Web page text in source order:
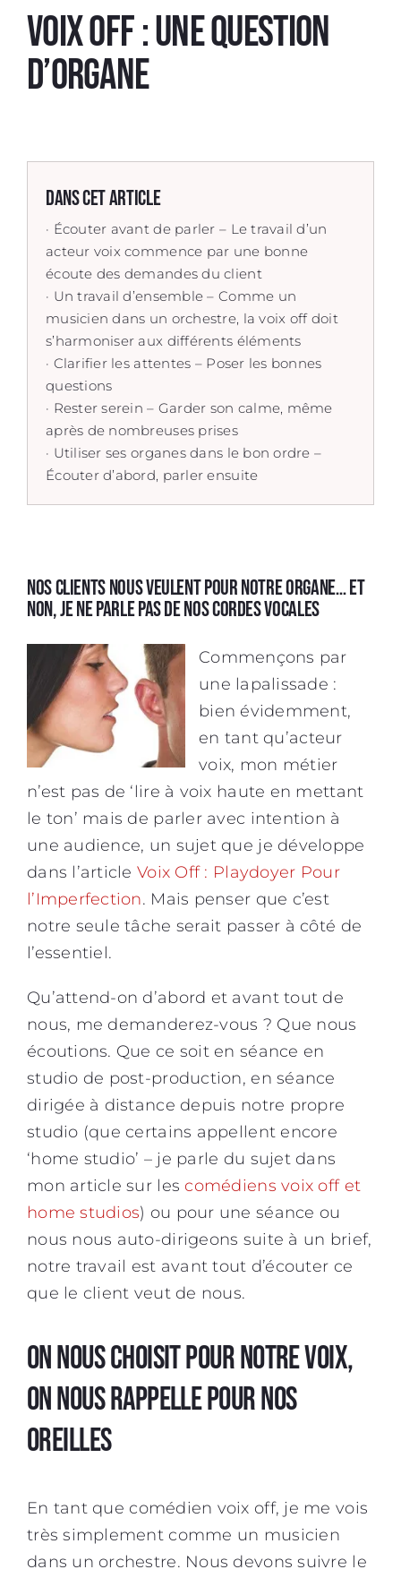
Voix off: une question
d’organe
Dans cet article
· Écouter avant de parler – Le travail d’un
acteur voixcommence par une bonne
écoute des demandes du client
· Un travail d’ensemble – Comme un
musicien dans un orchestre, la voix off doit
s’harmoniser aux différents éléments
· Clarifier les attentes – Poser les bonnes
questions
· Rester serein – Garder son calme, même
après de nombreuses prises
· Utiliser ses organes dans le bon ordre –
Écouter d’abord, parler ensuite
Nos clients nous veulent pour notre organe… et
non, je ne parle pas de nos cordes vocales
Commençons par
une lapalissade :
bien évidemment,
en tant qu’acteur
voix, mon métier
n’est pas de ‘lire à voix haute en mettant
le ton’ mais de parler avec intention à
une audience, un sujet que je développe
dans l’articleVoix Off : Playdoyer Pour
l’Imperfection. Mais penser que c’est
notre seule tâche serait passer à côté de
l’essentiel.
Qu’attend-on d’abord et avant tout de
nous, me demanderez-vous ? Que nous
écoutions. Que ce soit en séance en
studio de post-production, en séance
dirigée à distance depuis notre propre
studio (que certains appellent encore
‘home studio’ – je parle du sujet dans
mon article sur les comédiens voix off et
home studios) ou pour une séance ou
nous nous auto-dirigeons suite à un brief,
notre travail est avant tout d’écouter ce
que le client veut de nous.
On nous choisit pour notre voix,
on nous rappelle pour nos
oreilles
En tant que comédien voix off, je me vois
très simplement comme un musicien
dans un orchestre. Nous devons suivre le